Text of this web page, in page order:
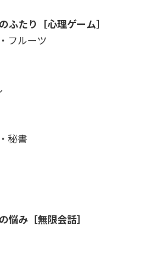
たり［心理ゲーム］
フルーツ
秘書
み［無限会話］